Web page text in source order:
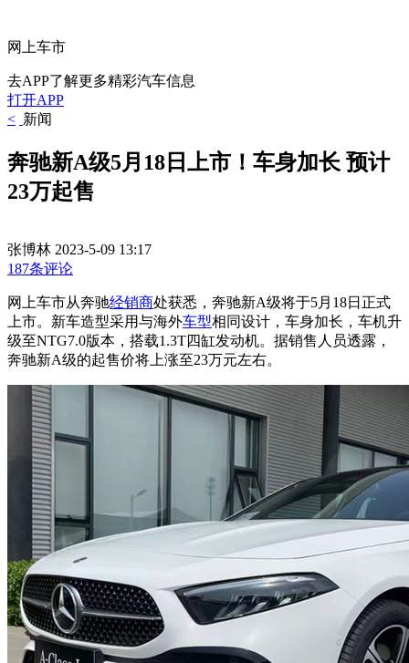
网上车市
去APP了解更多精彩汽车信息
打开APP
< 新闻
奔驰新A级5月18日上市！车身加长 预计
23万起售
张博林 2023-5-09 13:17
187条评论
网上车市从奔驰经销商处获悉，奔驰新A级将于5月18日正式
上市。新车造型采用与海外车型相同设计，车身加长，车机升
级至NTG7.0版本，搭载1.3T四缸发动机。据销售人员透露，
奔驰新A级的起售价将上涨至23万元左右。